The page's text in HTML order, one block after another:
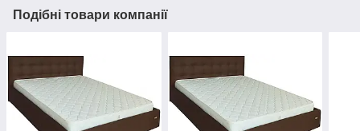
Подібні товари компанії